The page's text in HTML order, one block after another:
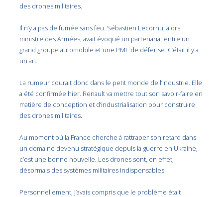
des drones militaires.
Il n’y a pas de fumée sans feu. Sébastien Lecornu, alors
ministre des Armées, avait évoqué un partenariat entre un
grand groupe automobile et une PME de défense. C’était il y a
un an.
La rumeur courait donc dans le petit monde de l’industrie. Elle
a été confirmée hier. Renault va mettre tout son savoir-faire en
matière de conception et d’industrialisation pour construire
des drones militaires.
Au moment où la France cherche à rattraper son retard dans
un domaine devenu stratégique depuis la guerre en Ukraine,
c’est une bonne nouvelle. Les drones sont, en effet,
désormais des systèmes militaires indispensables.
Personnellement, j’avais compris que le problème était